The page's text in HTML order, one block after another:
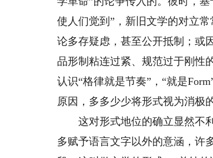
使人们觉到”，新旧文学的对立
论多存疑虑，甚至公开抵制；或
品形制粘连过紧、规范过于刚性
认识“格律就是节奏”，“就是
原因，多多少少将形式视为消极
这对形式地位的确立显然不利
多赋予语言文字以外的意涵，许